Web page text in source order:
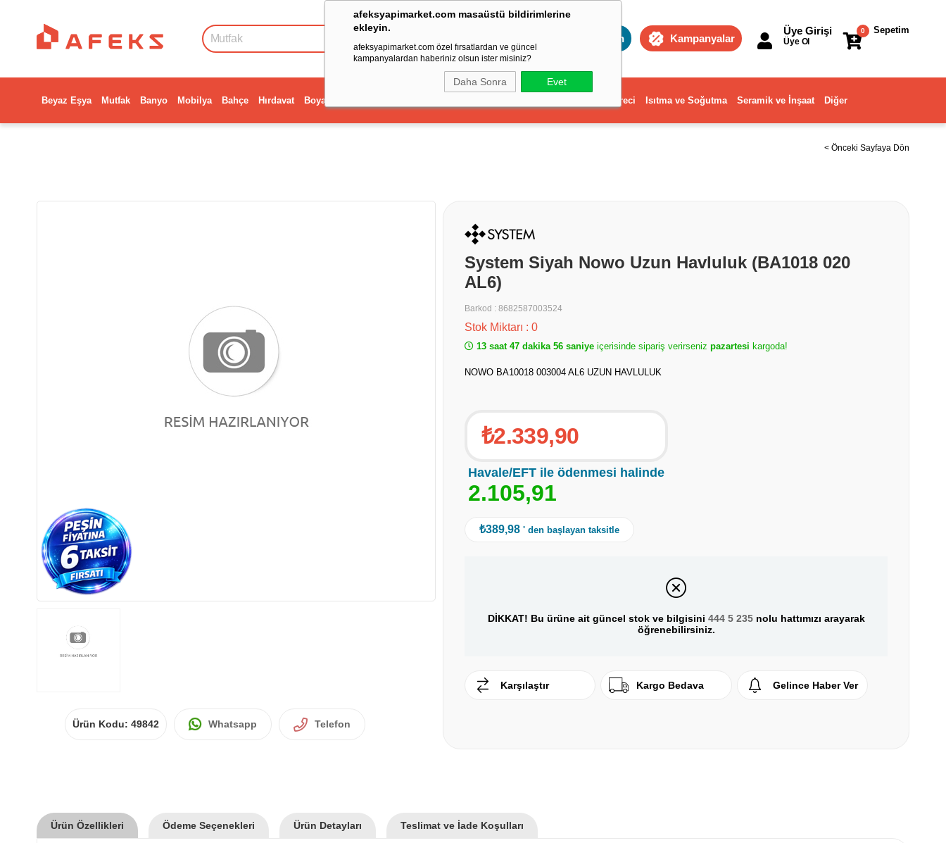
afeksyapimarket.com masaüstü bildirimlerine
ekleyin.
afeksyapimarket.com özel fırsatlardan ve güncel
kampanyalardan haberiniz olsun ister misiniz?
Daha Sonra Evet
Toptan Kampanyalar
Sepetim
0
Üye Girişi
Üye Ol
Beyaz Eşya Mutfak Banyo Mobilya Bahçe Hırdavat Boya Dekorasyon ve Ev Gereci Isıtma ve Soğutma Seramik ve İnşaat Diğer
< Önceki Sayfaya Dön
Ürün Kodu: 49842 Whatsapp Telefon
System Siyah Nowo Uzun Havluluk (BA1018 020
AL6)
Barkod : 8682587003524
Stok Miktarı : 0
13 saat 47 dakika 56 saniye içerisinde sipariş verirseniz pazartesi kargoda!
NOWO BA10018 003004 AL6 UZUN HAVLULUK
₺2.339,90
Havale/EFT ile ödenmesi halinde
2.105,91
₺389,98 ' den başlayan taksitle
DİKKAT! Bu ürüne ait güncel stok ve bilgisini 444 5 235nolu hattımızı arayarak
öğrenebilirsiniz.
Karşılaştır Kargo Bedava Gelince Haber Ver
Ürün Özellikleri Ödeme Seçenekleri Ürün Detayları Teslimat ve İade Koşulları